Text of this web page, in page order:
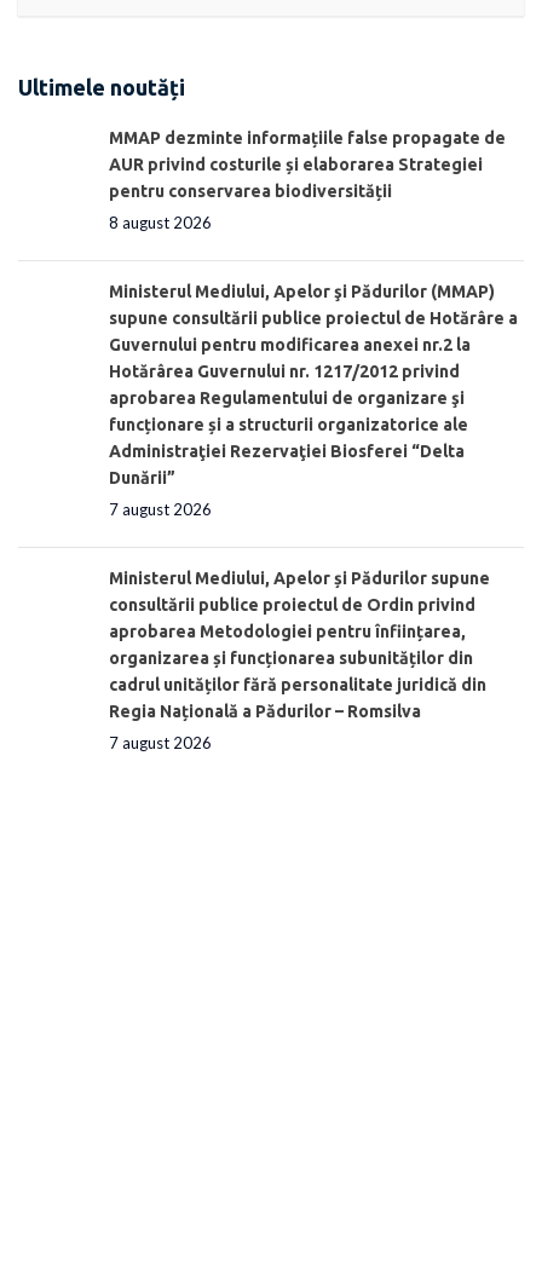
Ultimele noutăți
MMAP dezminte informațiile false propagate de
AUR privind costurile și elaborarea Strategiei
pentru conservarea biodiversității
8 august 2026
Ministerul Mediului, Apelor şi Pădurilor (MMAP)
supune consultării publice proiectul de Hotărâre a
Guvernului pentru modificarea anexei nr.2 la
Hotărârea Guvernului nr. 1217/2012 privind
aprobarea Regulamentului de organizare şi
funcționare și a structurii organizatorice ale
Administraţiei Rezervaţiei Biosferei “Delta
Dunării”
7 august 2026
Ministerul Mediului, Apelor și Pădurilor supune
consultării publice proiectul de Ordin privind
aprobarea Metodologiei pentru înființarea,
organizarea și funcționarea subunităților din
cadrul unităților fără personalitate juridică din
Regia Națională a Pădurilor – Romsilva
7 august 2026